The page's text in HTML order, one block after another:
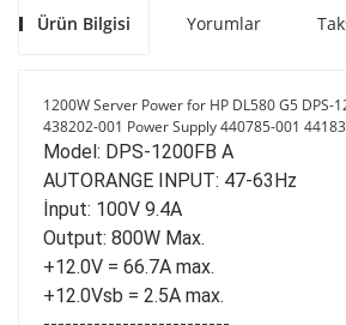
Ürün Bilgisi Yorumlar
1200W Server Power for HP DL580 G5 DPS-
438202-001 Power Supply 440785-001
Model: DPS-1200FB A
AUTORANGE INPUT: 47-63Hz
İnput: 100V 9.4A
Output: 800W Max.
+12.0V = 66.7A max.
+12.0Vsb = 2.5A max.